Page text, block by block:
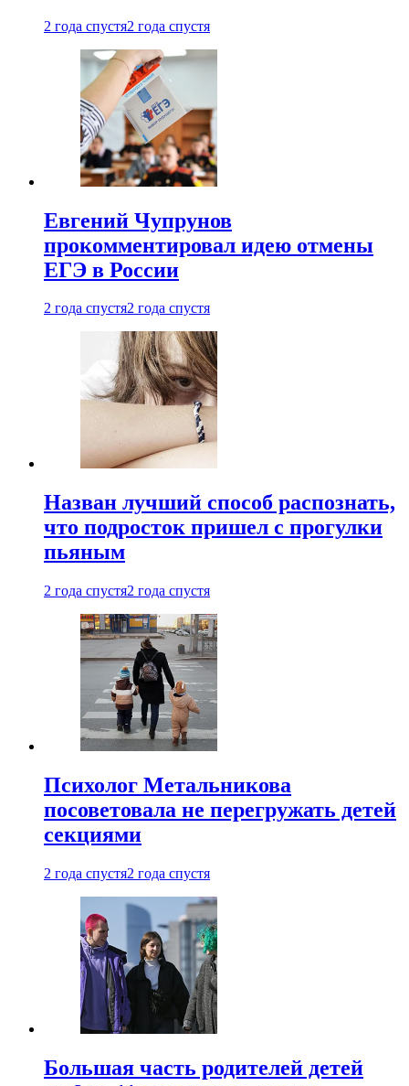
2 года спустя2 года спустя
Евгений Чупрунов
прокомментировал идею отмены
ЕГЭ в России
2 года спустя2 года спустя
Назван лучший способ распознать,
что подросток пришел с прогулки
пьяным
2 года спустя2 года спустя
Психолог Метальникова
посоветовала не перегружать детей
секциями
2 года спустя2 года спустя
Большая часть родителей детей